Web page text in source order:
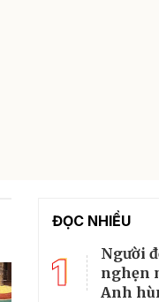
ĐỌC NHIỀU
1
Người
nghẹn
Anh